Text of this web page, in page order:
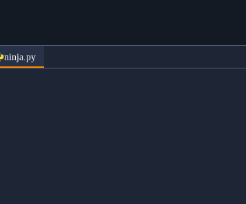
ninja.py